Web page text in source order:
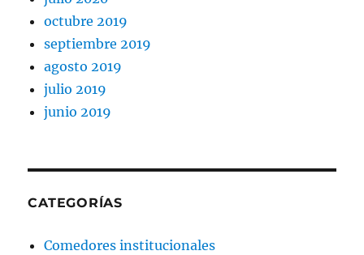
octubre 2019
septiembre 2019
agosto 2019
julio 2019
junio 2019
CATEGORÍAS
Comedores institucionales